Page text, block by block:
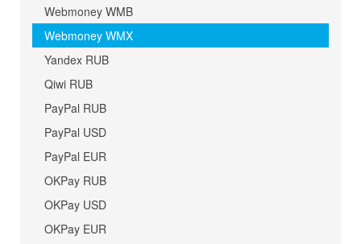
Webmoney WMB
Webmoney WMX
Yandex RUB
Qiwi RUB
PayPal RUB
PayPal USD
PayPal EUR
OKPay RUB
OKPay USD
OKPay EUR